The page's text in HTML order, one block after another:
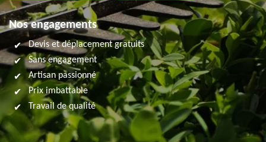
Nos engagements
Devis et déplacement gratuits
Sans engagement
Artisan passionné
Prix imbattable
Travail de qualité